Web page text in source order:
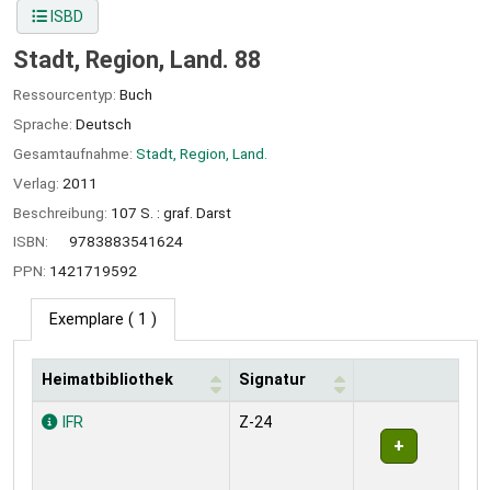
ISBD
Stadt, Region, Land. 88
Ressourcentyp: Buch
Sprache: Deutsch
Gesamtaufnahme: Stadt, Region, Land.
Verlag: 2011
Beschreibung: 107 S. : graf. Darst
ISBN:
9783883541624
PPN: 1421719592
Exemplare ( 1 )
Exemplare
Heimatbibliothek Signatur
IFR Z-24